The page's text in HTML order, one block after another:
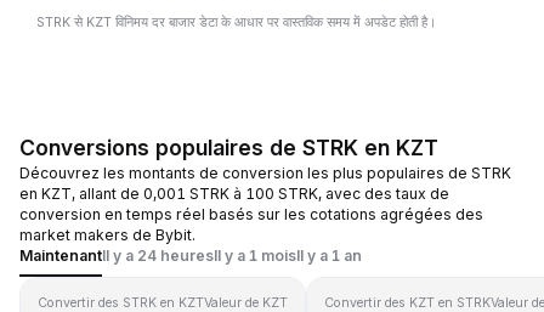
STRK से KZT विनिमय दर बाजार डेटा के आधार पर वास्तविक समय में अपडेट होती है।
Conversions populaires de STRK en KZT
Découvrez les montants de conversion les plus populaires de STRK
en KZT, allant de 0,001 STRK à 100 STRK, avec des taux de
conversion en temps réel basés sur les cotations agrégées des
market makers de Bybit.
MaintenantIl y a 24 heuresIl y a 1 moisIl y a 1 an
Convertir des STRK en KZTValeur de KZT Convertir des KZT en STRKValeur